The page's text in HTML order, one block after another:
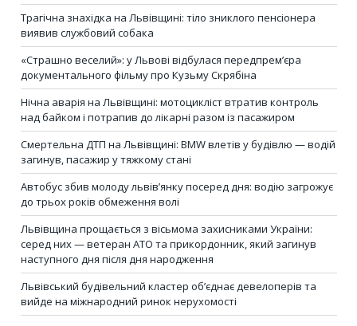
Трагічна знахідка на Львівщині: тіло зниклого пенсіонера
виявив службовий собака
«Страшно веселий»: у Львові відбулася передпрем’єра
документального фільму про Кузьму Скрябіна
Нічна аварія на Львівщині: мотоцикліст втратив контроль
над байком і потрапив до лікарні разом із пасажиром
Смертельна ДТП на Львівщині: BMW влетів у будівлю — водій
загинув, пасажир у тяжкому стані
Автобус збив молоду львів’янку посеред дня: водію загрожує
до трьох років обмеження волі
Львівщина прощається з вісьмома захисниками України:
серед них — ветеран АТО та прикордонник, який загинув
наступного дня після дня народження
Львівський будівельний кластер об’єднає девелоперів та
вийде на міжнародний ринок нерухомості